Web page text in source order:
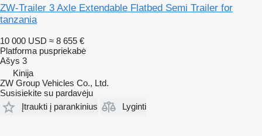
ZW-Trailer 3 Axle Extendable Flatbed Semi Trailer for
tanzania
10 000 USD ≈ 8 655 €
Platforma puspriekabė
Ašys 3
Kinija
ZW Group Vehicles Co., Ltd.
Susisiekite su pardavėju
Įtraukti į parankinius
Lyginti